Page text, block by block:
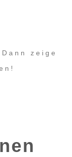
zeige